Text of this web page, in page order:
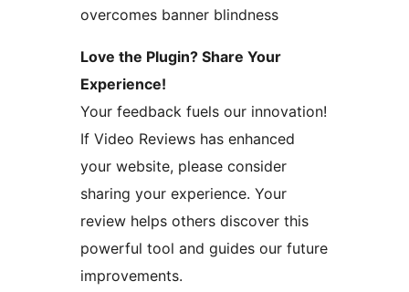
overcomes banner blindness
Love the Plugin? Share Your
Experience!
Your feedback fuels our innovation!
If Video Reviews has enhanced
your website, please consider
sharing your experience. Your
review helps others discover this
powerful tool and guides our future
improvements.